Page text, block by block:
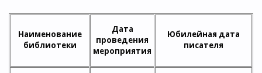
Наименование
библиотеки
Дата
проведения
мероприятия
Юбилейная дата
писателя